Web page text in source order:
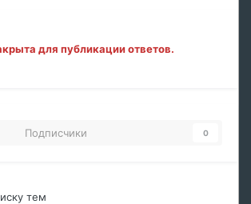
для публикации ответов.
Подписчики 0
тем